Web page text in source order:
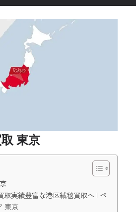
東京
取実績豊富な港区絨毯買取へ | ペ
東京